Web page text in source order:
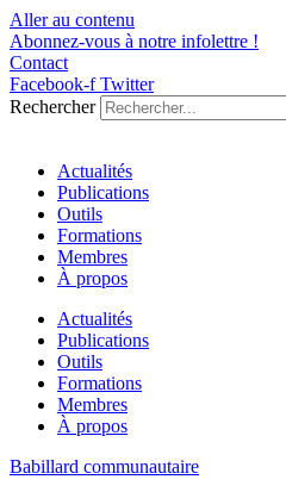
Aller au contenu
Abonnez-vous à notre infolettre !
Contact
Facebook-f Twitter
Rechercher
Actualités
Publications
Outils
Formations
Membres
À propos
Actualités
Publications
Outils
Formations
Membres
À propos
Babillard communautaire